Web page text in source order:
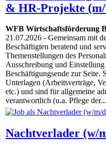
& HR-Projekte
WFB Wirtschaftsförderung
21.07.2026 - Gemeinsam mit
Beschäftigten beratend und
Themenstellungen des
Ausschreibung und
Beschäftigungsende zur Seite.
Unterlagen (Arbeitsverträge,
etc.) und sind für allgemeine
verantwortlich (u.a. Pflege der...
Nachtverlader (w/